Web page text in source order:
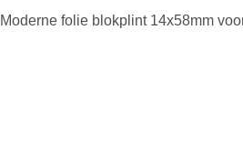
Moderne folie blokplint 14x58mm